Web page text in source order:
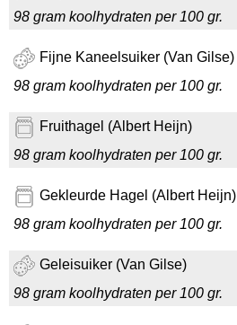
98 gram koolhydraten per 100 gr.
Fijne Kaneelsuiker (Van Gilse)
98 gram koolhydraten per 100 gr.
Fruithagel (Albert Heijn)
98 gram koolhydraten per 100 gr.
Gekleurde Hagel (Albert Heijn)
98 gram koolhydraten per 100 gr.
Geleisuiker (Van Gilse)
98 gram koolhydraten per 100 gr.